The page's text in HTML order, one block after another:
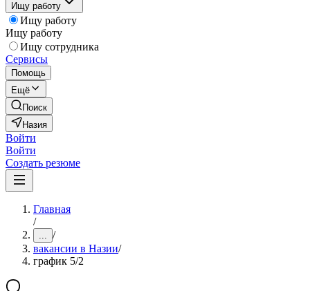
Ищу работу
Ищу работу
Ищу работу
Ищу сотрудника
Сервисы
Помощь
Ещё
Поиск
Назия
Войти
Войти
Создать резюме
Главная
/
... /
вакансии в Назии/
график 5/2